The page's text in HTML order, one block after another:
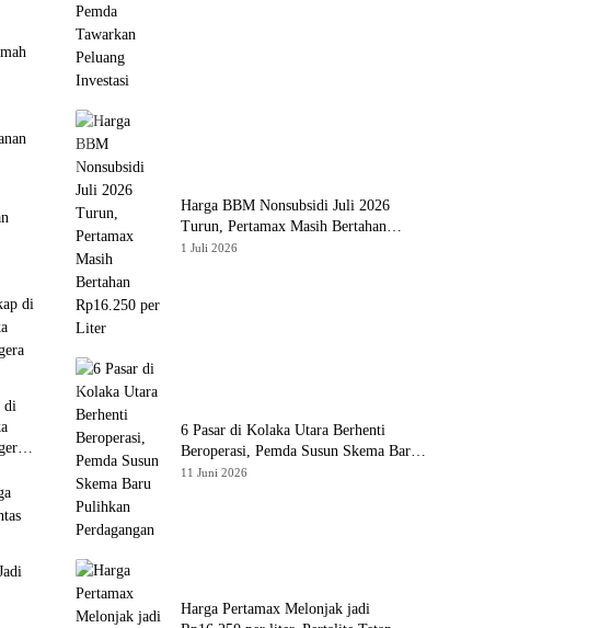
di
Harga BBM Nonsubsidi Juli 2026
Turun, Pertamax Masih Bertahan
Rp16.250 per Liter
1 Juli 2026
6 Pasar di Kolaka Utara Berhenti
Beroperasi, Pemda Susun Skema Baru
Pulihkan Perdagangan
11 Juni 2026
Harga Pertamax Melonjak jadi